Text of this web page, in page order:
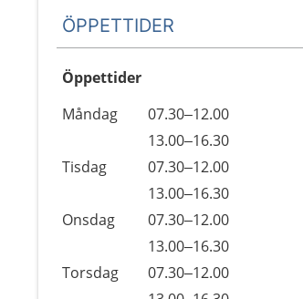
ÖPPETTIDER
Öppettider
Dag
Öppettider
Kommentarer
Måndag
07.30–12.00
13.00–16.30
Tisdag
07.30–12.00
13.00–16.30
Onsdag
07.30–12.00
13.00–16.30
Torsdag
07.30–12.00